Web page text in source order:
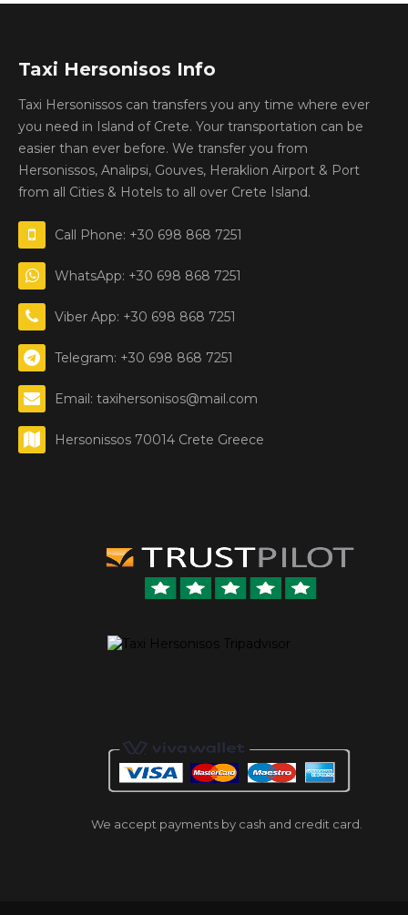
Taxi Hersonisos Info
Taxi Hersonissos can transfers you any time where ever
you need in Island of Crete. Your transportation can be
easier than ever before. We transfer you from
Hersonissos, Analipsi, Gouves, Heraklion Airport & Port
from all Cities & Hotels to all over Crete Island.
Call Phone: +30 698 868 7251
WhatsApp: +30 698 868 7251
Viber App: +30 698 868 7251
Telegram: +30 698 868 7251
Email: taxihersonisos@mail.com
Hersonissos 70014 Crete Greece
We accept payments by cash and credit card.